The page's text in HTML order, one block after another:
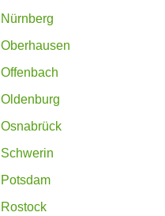
Nürnberg
Oberhausen
Offenbach
Oldenburg
Osnabrück
Schwerin
Potsdam
Rostock